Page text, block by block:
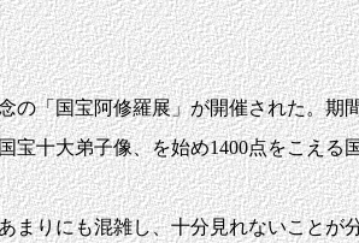
「国宝阿修羅展」が開催された。期
十大弟子像、を始め1400点をこえる
りにも混雑し、十分見れないことが